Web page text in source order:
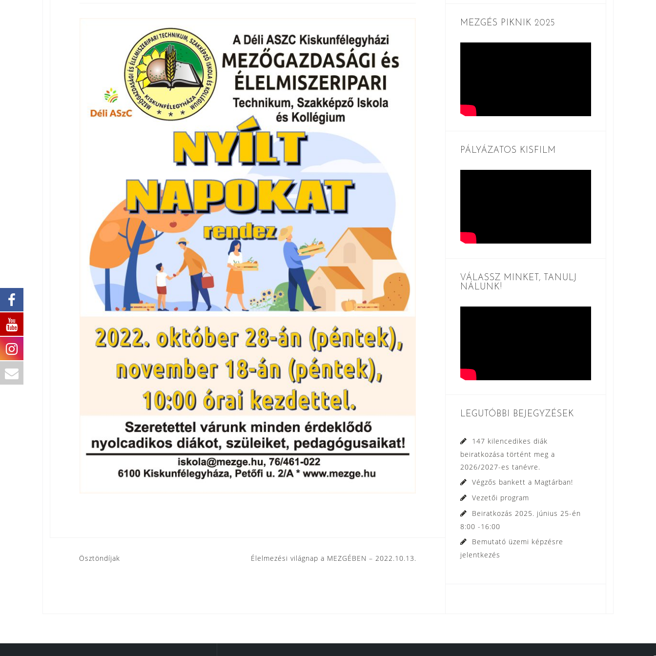
Bejegyzés
Ösztöndíjak Élelmezési világnap a MEZGÉBEN – 2022.10.13.
MEZGÉS PIKNIK 2025
PÁLYÁZATOS KISFILM
VÁLASSZ MINKET, TANULJ
NÁLUNK!
LEGUTÓBBI BEJEGYZÉSEK
147 kilencedikes diák
beiratkozása történt meg a
2026/2027-es tanévre.
Végzős bankett a Magtárban!
Vezetői program
Beiratkozás 2025. június 25-én
8:00 -16:00
Bemutató üzemi képzésre
jelentkezés